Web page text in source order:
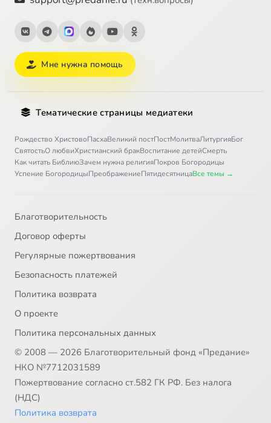
Мне нужна помощь
Тематические страницы медиатеки
Рождество ХристовоПасхаВеликий постПостМолитваЛитургияБог
СвятостьО любвиХристианский бракВоспитание детейСмерть
Как читать БиблиюЗачем нужна религияПокров Богородицы
Успение БогородицыПреображениеПятидесятницаВсе темы →
Благотворительность
Договор оферты
Регулярные пожертвования
Безопасность платежей
Политика возврата
О проекте
Политика персональных данных
© 2008 — 2026 Благотворительный фонд «Предание»
НКО №7712031589
Пожертвование согласно ст.582 ГК РФ. Без налога
(НДС)
Политика возврата